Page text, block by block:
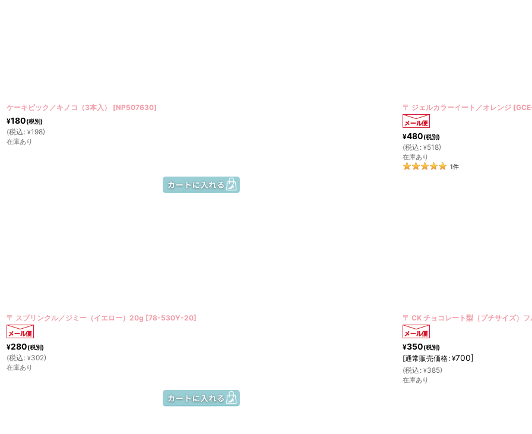
ケーキピック／キノコ（3本入） [NP507630]
¥180(税別)
(税込 : ¥198)
在庫あり
〒 ジェルカラーイート／オレンジ [
¥480(税別)
(税込 : ¥518)
在庫あり
1件
〒 スプリンクル／ジミー（イエロー）20g [78-530Y-20]
¥280(税別)
(税込 : ¥302)
在庫あり
〒 CK チョコレート型（プチサイズ）
¥350(税別)
[通常販売価格: ¥700]
(税込 : ¥385)
在庫あり